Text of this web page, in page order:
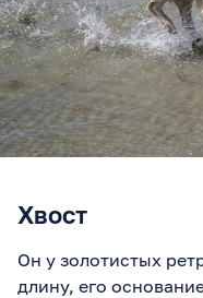
Хвост
Он у золотистых
длину, его